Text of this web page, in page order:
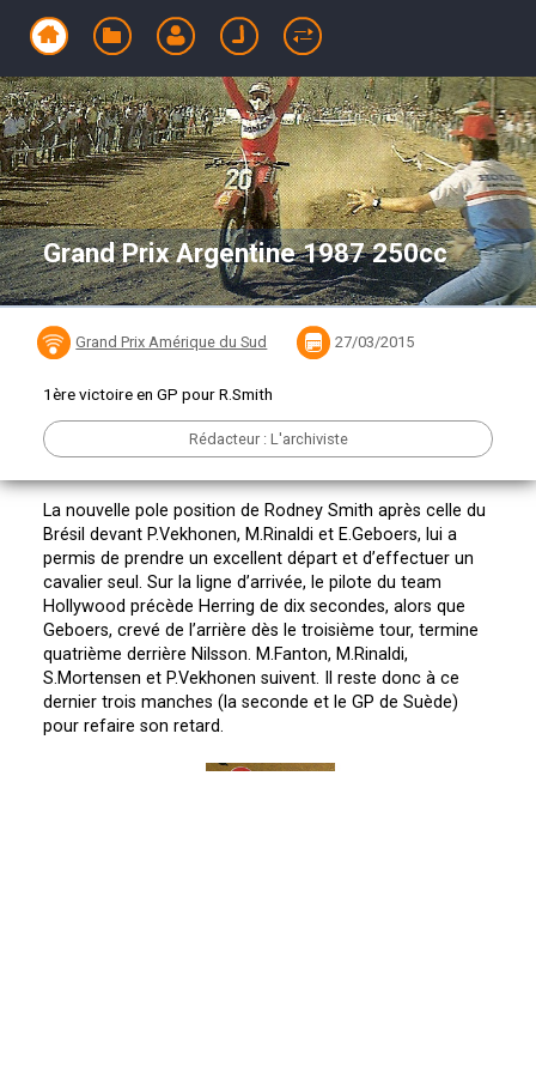
Grand Prix Argentine 1987 250cc
Grand Prix Amérique du Sud 27/03/2015
1ère victoire en GP pour R.Smith
Rédacteur : L'archiviste
La nouvelle pole position de Rodney Smith après celle du
Brésil devant P.Vekhonen, M.Rinaldi et E.Geboers, lui a
permis de prendre un excellent départ et d’effectuer un
cavalier seul. Sur la ligne d’arrivée, le pilote du team
Hollywood précède Herring de dix secondes, alors que
Geboers, crevé de l’arrière dès le troisième tour, termine
quatrième derrière Nilsson. M.Fanton, M.Rinaldi,
S.Mortensen et P.Vekhonen suivent. Il reste donc à ce
dernier trois manches (la seconde et le GP de Suède)
pour refaire son retard.